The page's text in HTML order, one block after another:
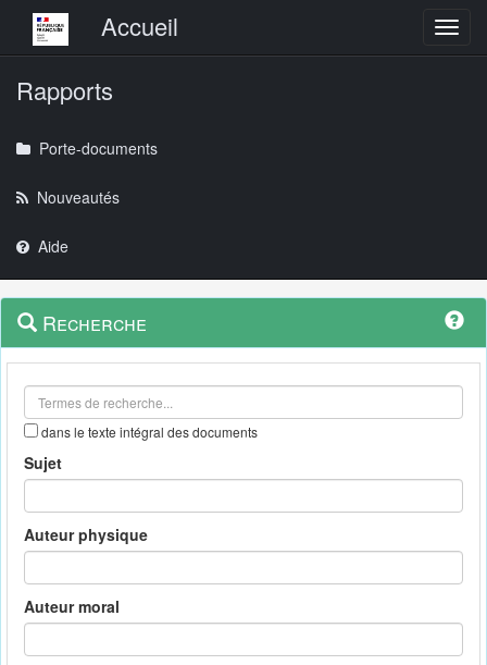
Menu principalAccueil
Rapports
Porte-documents
Nouveautés
Aide
Navigation
outils
Menu
contextuel
Recherche
dans le texte intégral des documents
Sujet
Auteur physique
Auteur moral